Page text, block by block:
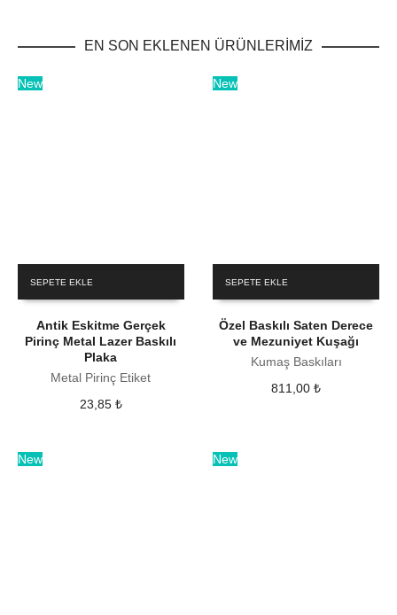
EN SON EKLENEN ÜRÜNLERİMİZ
New
SEPETE EKLE
Antik Eskitme Gerçek
Pirinç Metal Lazer Baskılı
Plaka
Metal Pirinç Etiket
23,85 ₺
New
SEPETE EKLE
Özel Baskılı Saten Derece
ve Mezuniyet Kuşağı
Kumaş Baskıları
811,00₺
New New